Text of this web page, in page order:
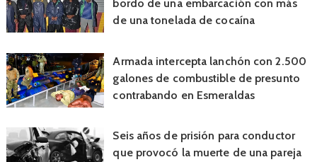
bordo de una embarcación con más
de una tonelada de cocaína
Armada intercepta lanchón con 2.500
galones de combustible de presunto
contrabando en Esmeraldas
Seis años de prisión para conductor
que provocó la muerte de una pareja